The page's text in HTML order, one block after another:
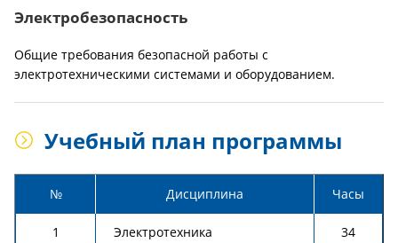
Электробезопасность
Общие требования безопасной работы с
электротехническими системами и оборудованием.
Учебный план программы
№ Дисциплина Часы
1 Электротехника 34